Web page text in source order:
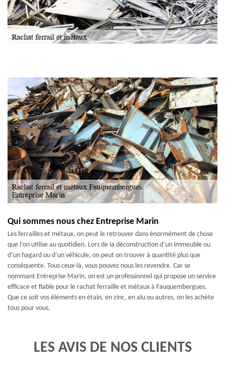
Qui sommes nous chez Entreprise Marin
Les ferrailles et métaux, on peut le retrouver dans énormément de chose
que l’on utilise au quotidien. Lors de la déconstruction d’un immeuble ou
d’un hagard ou d’un véhicule, on peut on trouver à quantité plus que
conséquente. Tous ceux-là, vous pouvez nous les revendre. Car se
nommant Entreprise Marin, on est un professionnel qui propose un service
efficace et fiable pour le rachat ferraille et métaux à Fauquembergues.
Que ce soit vos éléments en étain, en zinc, en alu ou autres, on les achète
tous pour vous.
LES AVIS DE NOS CLIENTS